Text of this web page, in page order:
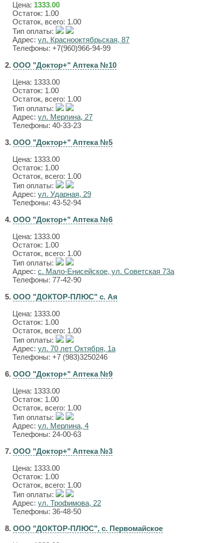
Цена: 1333.00
Остаток: 1.00
Остаток, всего: 1.00
Тип оплаты:
Адрес: ул. Краснооктябрьская, 87
Телефоны: +7(960)966-94-99
2. ООО "Доктор+" Аптека №10
Цена: 1333.00
Остаток: 1.00
Остаток, всего: 1.00
Тип оплаты:
Адрес: ул. Мерлина, 27
Телефоны: 40-33-23
3. ООО "Доктор+" Аптека №5
Цена: 1333.00
Остаток: 1.00
Остаток, всего: 1.00
Тип оплаты:
Адрес: ул. Ударная, 29
Телефоны: 43-52-94
4. ООО "Доктор+" Аптека №6
Цена: 1333.00
Остаток: 1.00
Остаток, всего: 1.00
Тип оплаты:
Адрес: с. Мало-Енисейское, ул. Советская 73а
Телефоны: 77-42-90
5. ООО "ДОКТОР-ПЛЮС" с. Ая
Цена: 1333.00
Остаток: 1.00
Остаток, всего: 1.00
Тип оплаты:
Адрес: ул. 70 лет Октября, 1а
Телефоны: +7 (983)3250246
6. ООО "Доктор+" Аптека №9
Цена: 1333.00
Остаток: 1.00
Остаток, всего: 1.00
Тип оплаты:
Адрес: ул. Мерлина, 4
Телефоны: 24-00-63
7. ООО "Доктор+" Аптека №3
Цена: 1333.00
Остаток: 1.00
Остаток, всего: 1.00
Тип оплаты:
Адрес: ул. Трофимова, 22
Телефоны: 36-48-50
8. ООО "ДОКТОР-ПЛЮС", с. Первомайское